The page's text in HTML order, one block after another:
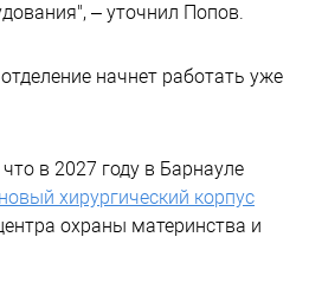
– уточнил Попов.
начнет работать уже
в 2027 году в Барнауле
новый хирургический корпус
охраны материнства и